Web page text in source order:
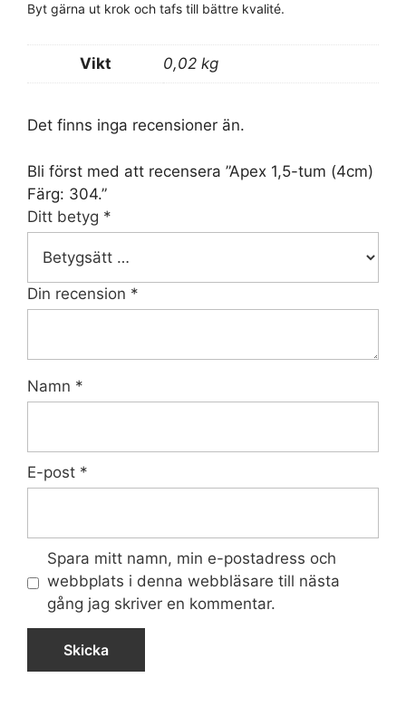
Byt gärna ut krok och tafs till bättre kvalité.
Vikt 0,02 kg
Det finns inga recensioner än.
Bli först med att recensera ”Apex 1,5-tum (4cm)
Färg: 304.”
Ditt betyg *
Din recension *
Namn *
E-post *
Spara mitt namn, min e-postadress och
webbplats i denna webbläsare till nästa
gång jag skriver en kommentar.